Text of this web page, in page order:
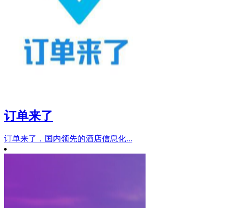
订单来了
订单来了，国内领先的酒店信息化...